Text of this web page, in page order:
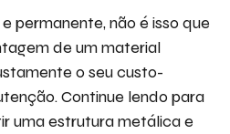
permanente, não é isso que
de um material
o seu custo-
Continue lendo para
uma estrutura metálica e